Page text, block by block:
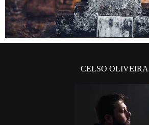
CELSO OLIVEIRA